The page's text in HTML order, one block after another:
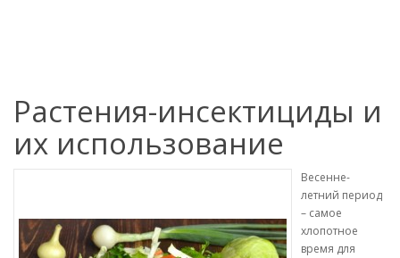
Растения-инсектициды и
их использование
Весенне-
летний период
– самое
хлопотное
время для